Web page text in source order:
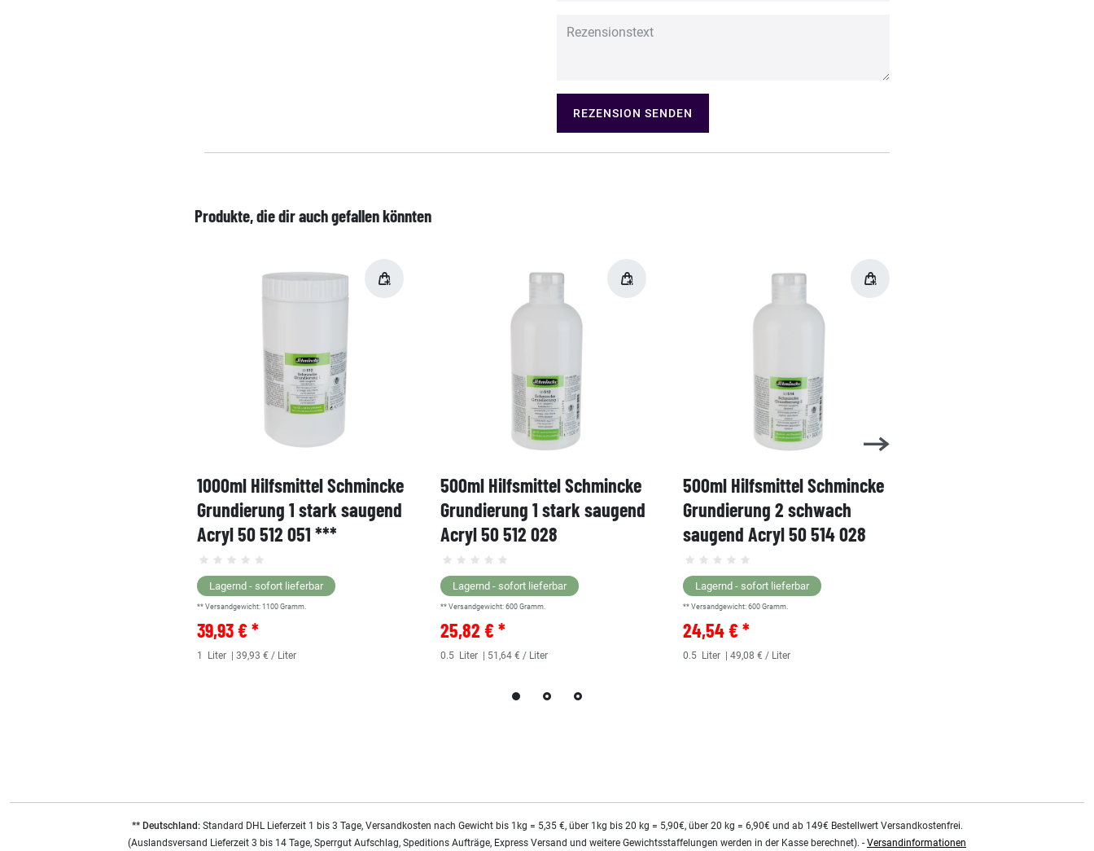
REZENSION SENDEN
Produkte, die dir auch gefallen könnten
1000ml Hilfsmittel Schmincke
Grundierung 1 stark saugend
Acryl 50 512 051 ***
Lagernd - sofort lieferbar
** Versandgewicht: 1100 Gramm.
39,93 € *
1 Liter | 39,93 € / Liter
500ml Hilfsmittel Schmincke
Grundierung 1 stark saugend
Acryl 50 512 028
Lagernd - sofort lieferbar
** Versandgewicht: 600 Gramm.
25,82 € *
0.5 Liter | 51,64 € / Liter
500ml Hilfsmittel Schmincke
Grundierung 2 schwach
saugend Acryl 50 514 028
Lagernd - sofort lieferbar
** Versandgewicht:600 Gramm.
24,54 € *
0.5 Liter | 49,08 € / Liter
** Deutschland:Standard DHL Lieferzeit 1 bis 3 Tage, Versandkosten nach Gewicht bis 1kg = 5,35 €, über 1kg bis 20 kg = 5,90€, über 20 kg = 6,90€ und ab 149€ Bestellwert Versandkostenfrei.
(Auslandsversand Lieferzeit 3 bis 14 Tage, Sperrgut Aufschlag, Speditions Aufträge, Express Versand und weitere Gewichtsstaffelungen werden in der Kasse berechnet). - Versandinformationen